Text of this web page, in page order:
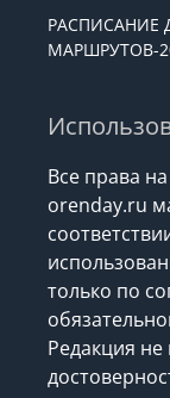
РАСПИСАНИЕ
МАРШРУТОВ-
Все права
orenday.ru
только по
Редакция не